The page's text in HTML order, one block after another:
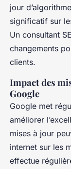
jour
significatif sur
Un consultant
changements
clients.
Impact des
Google
Google met
améliorer
mises à jour
internet sur les
effectue